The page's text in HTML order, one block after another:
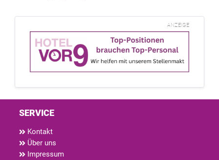
ANZEIGE
SERVICE
Kontakt
Über uns
Impressum